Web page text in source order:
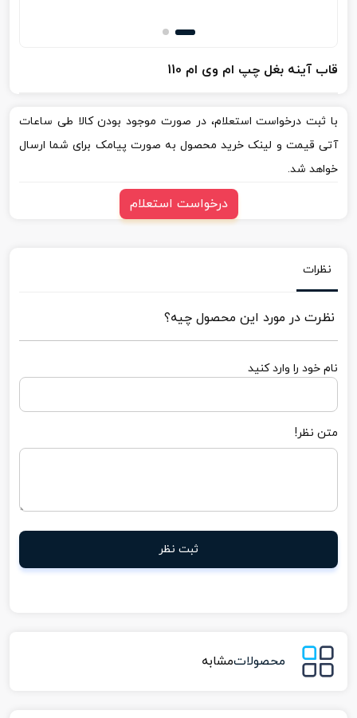
قاب آینه بغل چپ ام وی ام 110
با ثبت درخواست استعلام، در صورت موجود بودن کالا طی ساعات
آتی قیمت و لینک خرید محصول به صورت پیامک برای شما ارسال
خواهد شد.
درخواست استعلام
نظرات
نظرت در مورد این محصول چیه؟
نام خود را وارد کنید
متن نظر!
ثبت نظر
محصولاتمشابه